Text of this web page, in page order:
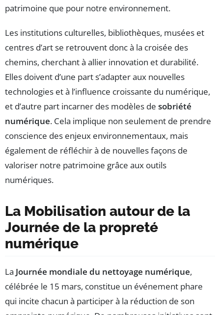
patrimoine que pour notre environnement.
Les institutions culturelles, bibliothèques, musées et
centres d’art se retrouvent donc à la croisée des
chemins, cherchant à allier innovation et durabilité.
Elles doivent d’une part s’adapter aux nouvelles
technologies et à l’influence croissante du numérique,
et d’autre part incarner des modèles de sobriété
numérique. Cela implique non seulement de prendre
conscience des enjeux environnementaux, mais
également de réfléchir à de nouvelles façons de
valoriser notre patrimoine grâce aux outils
numériques.
La Mobilisation autour de la
Journée de la propreté
numérique
La Journée mondiale du nettoyage numérique,
célébrée le 15 mars, constitue un événement phare
qui incite chacun à participer à la réduction de son